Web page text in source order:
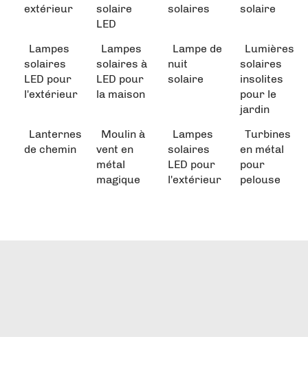
extérieur
solaire
LED
solaires
solaire
Lampes
solaires
LED pour
l'extérieur
Lampes
solaires à
LED pour
la maison
Lampe de
nuit
solaire
Lumières
solaires
insolites
pour le
jardin
Lanternes
de chemin
Moulin à
vent en
métal
magique
Lampes
solaires
LED pour
l'extérieur
Turbines
en métal
pour
pelouse